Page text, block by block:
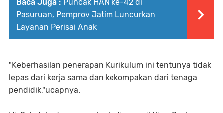
Baca Juga : Puncak HAN ke-42 di
Pasuruan, Pemprov Jatim Luncurkan
Layanan Perisai Anak
"Keberhasilan penerapan Kurikulum ini tentunya tidak
lepas dari kerja sama dan kekompakan dari tenaga
pendidik,"ucapnya.